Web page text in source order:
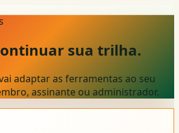
sua trilha.
adaptar as ferramentas ao seu
assinante ou administrador.